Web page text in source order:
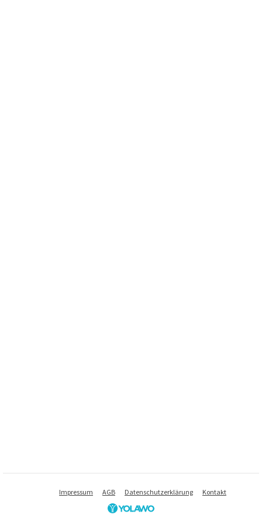
Impressum AGB Datenschutzerklärung Kontakt